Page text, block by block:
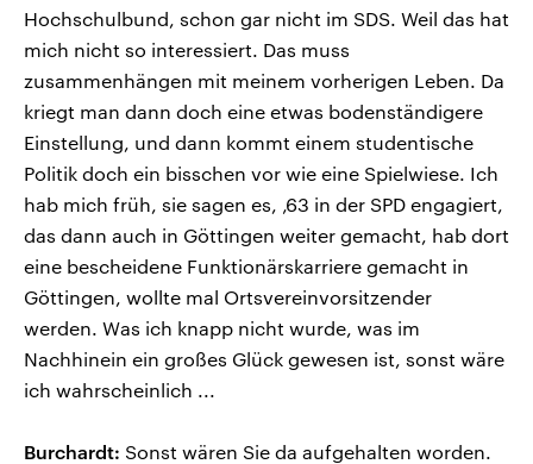
Hochschulbund, schon gar nicht im SDS. Weil das hat
mich nicht so interessiert. Das muss
zusammenhängen mit meinem vorherigen Leben. Da
kriegt man dann doch eine etwas bodenständigere
Einstellung, und dann kommt einem studentische
Politik doch ein bisschen vor wie eine Spielwiese. Ich
hab mich früh, sie sagen es, ‚63 in der SPD engagiert,
das dann auch in Göttingen weiter gemacht, hab dort
eine bescheidene Funktionärskarriere gemacht in
Göttingen, wollte mal Ortsvereinvorsitzender
werden. Was ich knapp nicht wurde, was im
Nachhinein ein großes Glück gewesen ist, sonst wäre
ich wahrscheinlich ...
Burchardt: Sonst wären Sie da aufgehalten worden.